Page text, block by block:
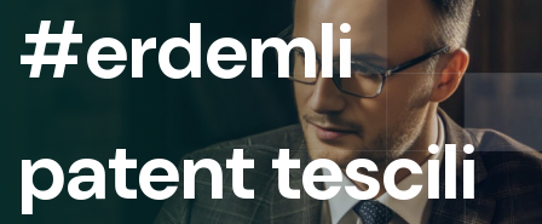
#erdemli
patent tescili